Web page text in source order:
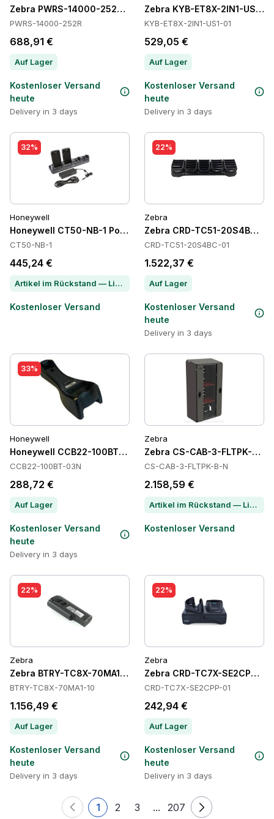
Zebra PWRS-14000-252R Power Supply
PWRS-14000-252R
688,91 €
Auf Lager
Kostenloser Versand
heute
Delivery in 3 days
Zebra KYB-ET8X-2IN1-US1-
KYB-ET8X-2IN1-US1-01
529,05 €
Auf Lager
Kostenloser Versand
heute
Delivery in 3 days
32%
Honeywell
Honeywell CT50-NB-1 Power Supply
CT50-NB-1
445,24 €
Artikel im Rückstand — Lieferzeit per Chat erfragen
Kostenloser Versand
22%
Zebra
Zebra CRD-TC51-20S4BC-
CRD-TC51-20S4BC-01
1.522,37 €
Auf Lager
Kostenloser Versand
heute
Delivery in 3 days
33%
Honeywell
Honeywell CCB22-100BT-03N Power Supply
CCB22-100BT-03N
288,72 €
Auf Lager
Kostenloser Versand
heute
Delivery in 3 days
Zebra
Zebra CS-CAB-3-FLTPK-B-N
CS-CAB-3-FLTPK-B-N
2.158,59 €
Artikel im Rückstand — Lieferzeit per Chat erfragen
Kostenloser Versand
22%
Zebra
Zebra BTRY-TC8X-70MA1-10 Batteries
BTRY-TC8X-70MA1-10
1.156,49 €
Auf Lager
Kostenloser Versand
heute
Delivery in 3 days
22%
Zebra
Zebra CRD-TC7X-SE2CPP-
CRD-TC7X-SE2CPP-01
242,94 €
Auf Lager
Kostenloser Versand
heute
Delivery in 3 days
1 2 3 ... 207